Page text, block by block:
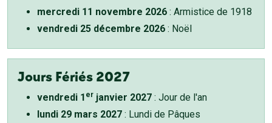
mercredi 11 novembre 2026 : Armistice de 1918
vendredi 25 décembre 2026 : Noël
Jours Fériés 2027
vendredi 1 er janvier 2027 : Jour de l'an
lundi 29 mars 2027 : Lundi de Pâques